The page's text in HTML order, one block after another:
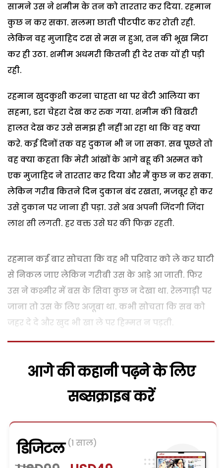
सामने उस ने शमीम के तन को तारतार कर दिया. रहमान
कुछ न कर सका. सलमा छाती पीटपीट कर रोती रही.
लेकिन वह मुजाहिद टस से मस न हुआ, तन की भूख मिटा
कर ही उठा. शमीम अधमरी कितनी ही देर तक यों ही पड़ी
रही.
रहमान खुदकुशी करना चाहता था पर बेटी आलिया का
सहमा, डरा चेहरा देख कर रुक गया. शमीम की बिखरी
हालत देख कर उसे समझ ही नहीं आ रहा था कि वह क्या
करे. कई दिनों तक वह दुकान भी न जा सका. सब पूछते तो
वह क्या कहता कि मेरी आंखों के आगे बहू की अस्मत को
एक मुजाहिद ने तारतार कर दिया और मैं कुछ न कर सका.
लेकिन गरीब कितने दिन दुकान बंद रखता, मजबूर हो कर
उसे दुकान पर जाना ही पड़ा. उसे अब अपनी जिंदगी जिंदा
लाश सी लगती. हर वक्त उसे घर की फिक्र रहती.
रहमान कई बार सोचता कि वह भी परिवार को ले कर घाटी
से निकल जाए लेकिन गरीबी उस के आड़े आ जाती. फिर
उस ने कश्मीर में बस के सिवा कुछ न देखा था. रेलगाड़ी पर
जाना तो उस के लिए अजूबा था. कभी सोचता कि सब को
जहर दे दे और खुद भी खा ले पर हिम्मत न पड़ती.
आगे की कहानी पढ़ने के लिए
सब्सक्राइब करें
डिजिटल (1 साल)